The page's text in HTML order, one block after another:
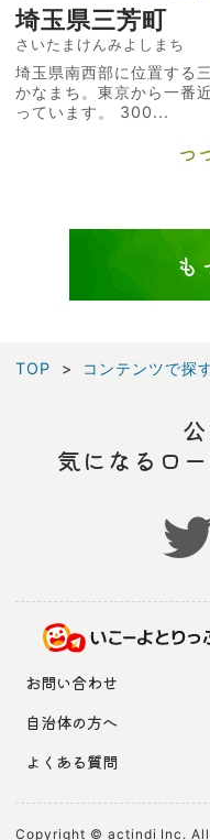
埼玉県三芳町
さいたまけんみよしまち
埼玉県南西部に位置する
かなまち。東京から一番
っています。 300...
つ
も
TOP コンテンツで探
気になるロ
お問い合わせ
自治体の方へ
よくある質問
Copyright © actindi Inc. All